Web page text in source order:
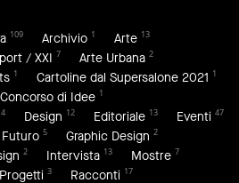
109 Archivio 1 Arte 13
/ XXI 7 Arte Urbana 2
1 Cartoline dal Supersalone 2021 1
Concorso di Idee 1
4 Design 12 Editoriale 13 Eventi 47
Futuro 5 Graphic Design 2
2 Intervista 13 Mostre 7
Progetti 3 Racconti 17